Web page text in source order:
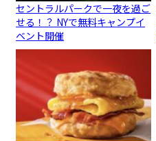
セントラルパークで一夜を過ご
せる！？ NYで無料キャンプイ
ベント開催